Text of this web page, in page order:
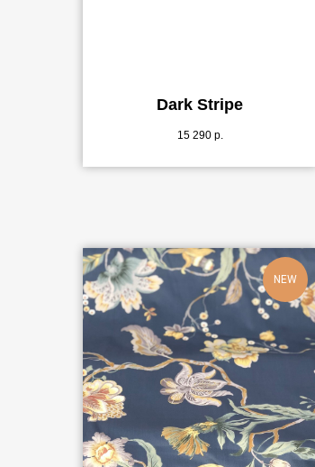
Dark Stripe
15 290 р.
NEW